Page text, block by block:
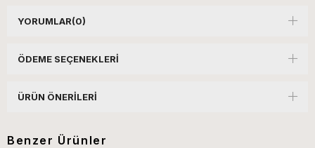
YORUMLAR(0)
ÖDEME SEÇENEKLERI
ÜRÜN ÖNERILERI
Benzer Ürünler